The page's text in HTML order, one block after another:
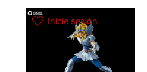
Inicie sesión